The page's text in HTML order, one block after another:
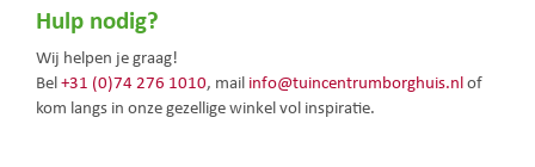
Hulp nodig?
Wij helpen je graag!
Bel+31 (0)74 276 1010, mail info@tuincentrumborghuis.nlof
kom langs in onze gezellige winkel vol inspiratie.